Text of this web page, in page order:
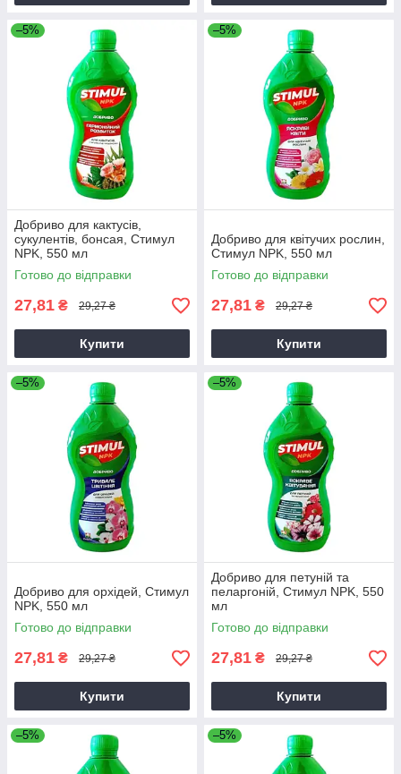
–5%
Добриво для кактусів,
сукулентів, бонсая, Стимул
NPK, 550 мл
Готово до відправки
27,81 ₴ 29,27 ₴
Купити
–5%
Добриво для квітучих рослин,
Стимул NPK, 550 мл
Готово до відправки
27,81 ₴ 29,27 ₴
Купити
–5%
Добриво для орхідей, Стимул
NPK, 550 мл
Готово до відправки
27,81 ₴ 29,27 ₴
Купити
–5%
Добриво для петуній та
пеларгоній, Стимул NPK, 550
мл
Готово до відправки
27,81 ₴ 29,27 ₴
Купити
–5% –5%